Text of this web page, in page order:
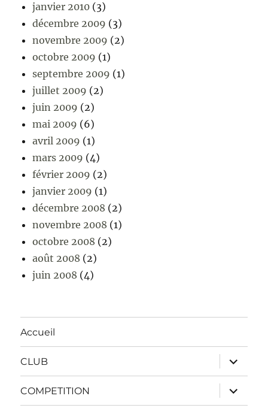
janvier 2010 (3)
décembre 2009 (3)
novembre 2009 (2)
octobre 2009 (1)
septembre 2009 (1)
juillet 2009 (2)
juin 2009 (2)
mai 2009 (6)
avril 2009 (1)
mars 2009 (4)
février 2009 (2)
janvier 2009 (1)
décembre 2008 (2)
novembre 2008 (1)
octobre 2008 (2)
août 2008 (2)
juin 2008 (4)
Accueil
CLUB
ouvrir
le
sous-
menu
COMPETITION
ouvrir
le